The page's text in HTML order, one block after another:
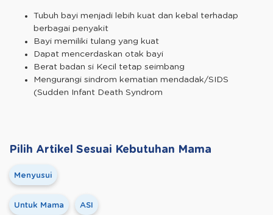
Tubuh bayi menjadi lebih kuat dan kebal terhadap
berbagai penyakit
Bayi memiliki tulang yang kuat
Dapat mencerdaskan otak bayi
Berat badan si Kecil tetap seimbang
Mengurangi sindrom kematian mendadak/SIDS
(Sudden Infant Death Syndrom
Pilih Artikel Sesuai Kebutuhan Mama
Menyusui
Untuk Mama ASI